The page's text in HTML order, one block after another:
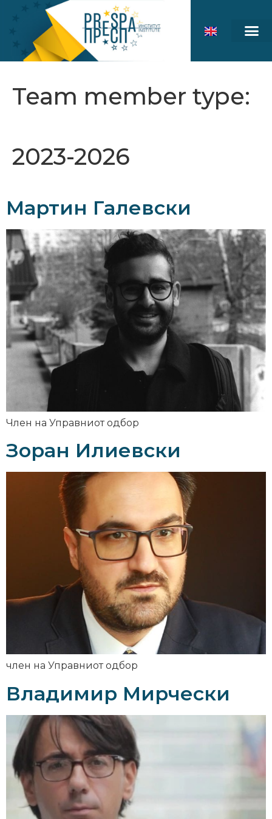
Team member type:
2023-2026
Мартин Галевски
Член на Управниот одбор
Зоран Илиевски
член на Управниот одбор
Владимир Мирчески